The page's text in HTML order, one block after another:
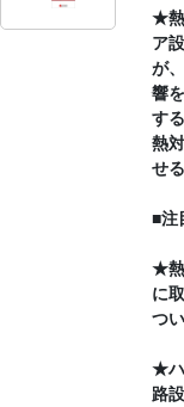
★熱
ア
が
響
す
熱
せ
■注
★熱
に
つ
★ハ
路